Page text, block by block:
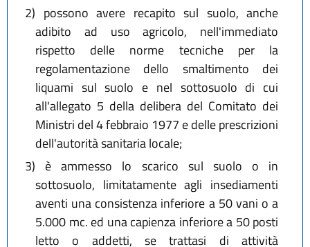
2) possono avere recapito sul suolo, anche
adibito ad uso agricolo, nell'immediato
rispetto delle norme tecniche per la
regolamentazione dello smaltimento dei
liquami sul suolo e nel sottosuolo di cui
all'allegato 5 della delibera del Comitato dei
Ministri del 4 febbraio 1977 e delle prescrizioni
dell'autorità sanitaria locale;
3) è ammesso lo scarico sul suolo o in
sottosuolo, limitatamente agli insediamenti
aventi una consistenza inferiore a 50 vani o a
5.000 mc. ed una capienza inferiore a 50 posti
letto o addetti, se trattasi di attività